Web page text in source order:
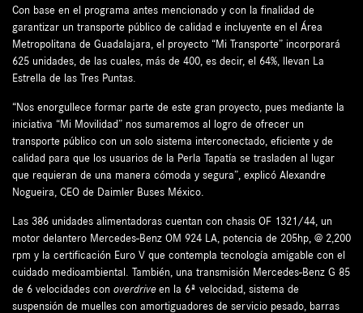
Con base en el programa antes mencionado y con la finalidad de
garantizar un transporte público de calidad e incluyente en el Área
Metropolitana de Guadalajara, el proyecto “Mi Transporte” incorporará
625 unidades, de las cuales, más de 400, es decir, el 64%, llevan La
Estrella de las Tres Puntas.
“Nos enorgullece formar parte de este gran proyecto, pues mediante la
iniciativa “Mi Movilidad” nos sumaremos al logro de ofrecer un
transporte público con un solo sistema interconectado, eficiente y de
calidad para que los usuarios de la Perla Tapatía se trasladen al lugar
que requieran de una manera cómoda y segura”, explicó Alexandre
Nogueira, CEO de Daimler Buses México.
Las 386 unidades alimentadoras cuentan con chasis OF 1321/44, un
motor delantero Mercedes-Benz OM 924 LA, potencia de 205hp, @ 2,200
rpm y la certificación Euro V que contempla tecnología amigable con el
cuidado medioambiental. También, una transmisión Mercedes-Benz G 85
de 6 velocidades con overdrive en la 6ª velocidad, sistema de
suspensión de muelles con amortiguadores de servicio pesado, barras